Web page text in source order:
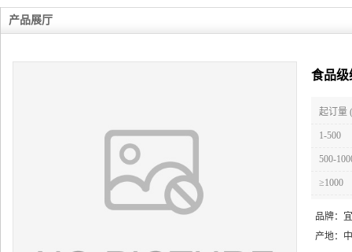
产品展厅
食品级
起订量
1-500
500-
≥1000
品牌：
产地：